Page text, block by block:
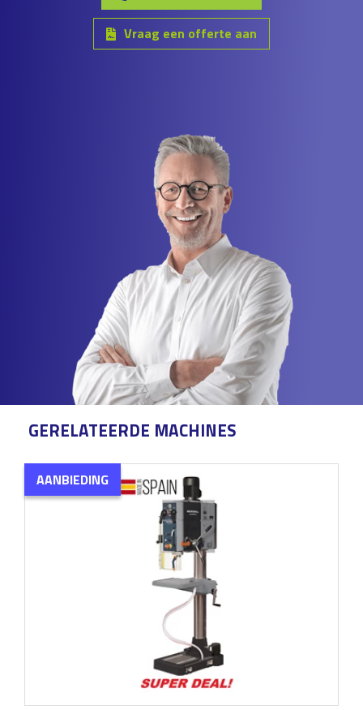
Vraag een offerte aan
GERELATEERDE MACHINES
AANBIEDING